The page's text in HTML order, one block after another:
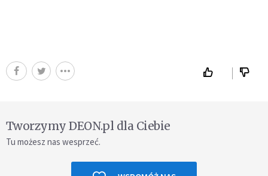
Tworzymy DEON.pl dla Ciebie
Tu możesz nas wesprzeć.